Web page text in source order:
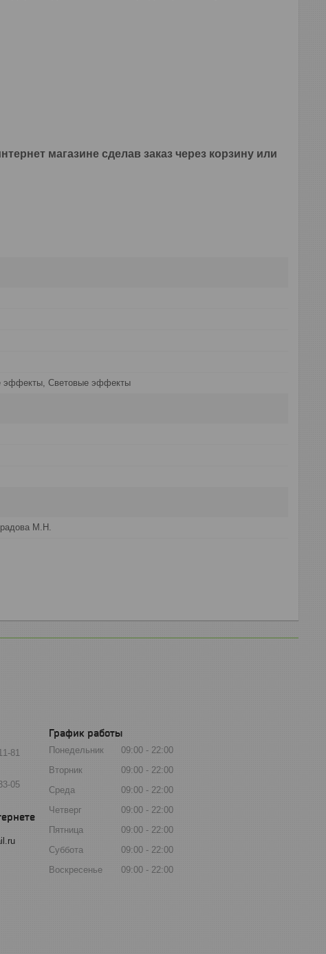
магазине сделав заказ через корзину или
эффекты, Световые эффекты
М.Н.
81
05
График работы
Понедельник 09:00
22:00
Вторник
09:00
22:00
Среда
09:00
22:00
Четверг
09:00
22:00
Пятница
09:00
22:00
Суббота
09:00
22:00
Воскресенье
09:00 22:00